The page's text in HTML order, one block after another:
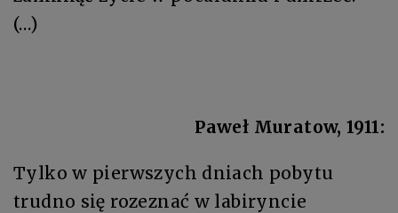
(…)
Paweł Muratow, 1911:
Tylko w pierwszych dniach pobytu
trudno się rozeznać w labiryncie